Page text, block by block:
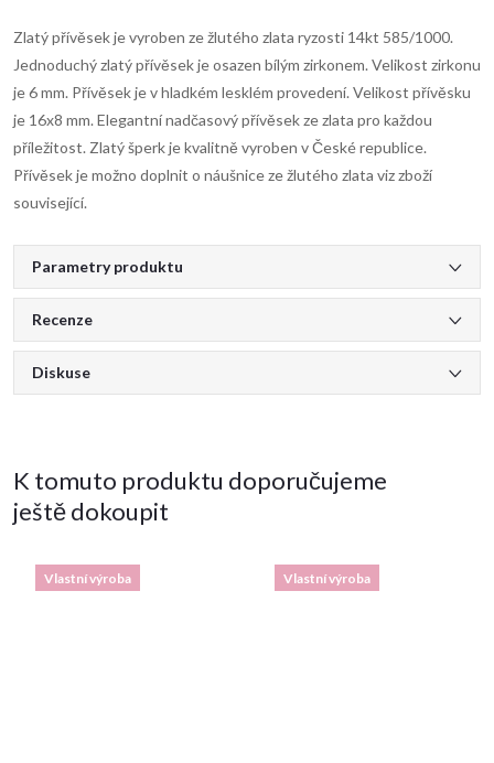
Zlatý přívěsek je vyroben ze žlutého zlata ryzosti 14kt 585/1000.
Jednoduchý zlatý přívěsek je osazen bílým zirkonem. Velikost zirkonu
je 6 mm. Přívěsek je v hladkém lesklém provedení. Velikost přívěsku
je 16x8 mm. Elegantní nadčasový přívěsek ze zlata pro každou
příležitost. Zlatý šperk je kvalitně vyroben v České republice.
Přívěsek je možno doplnit o náušnice ze žlutého zlata viz zboží
související.
Parametry produktu
Recenze
Diskuse
K tomuto produktu doporučujeme
ještě dokoupit
Vlastní výroba Vlastní výroba